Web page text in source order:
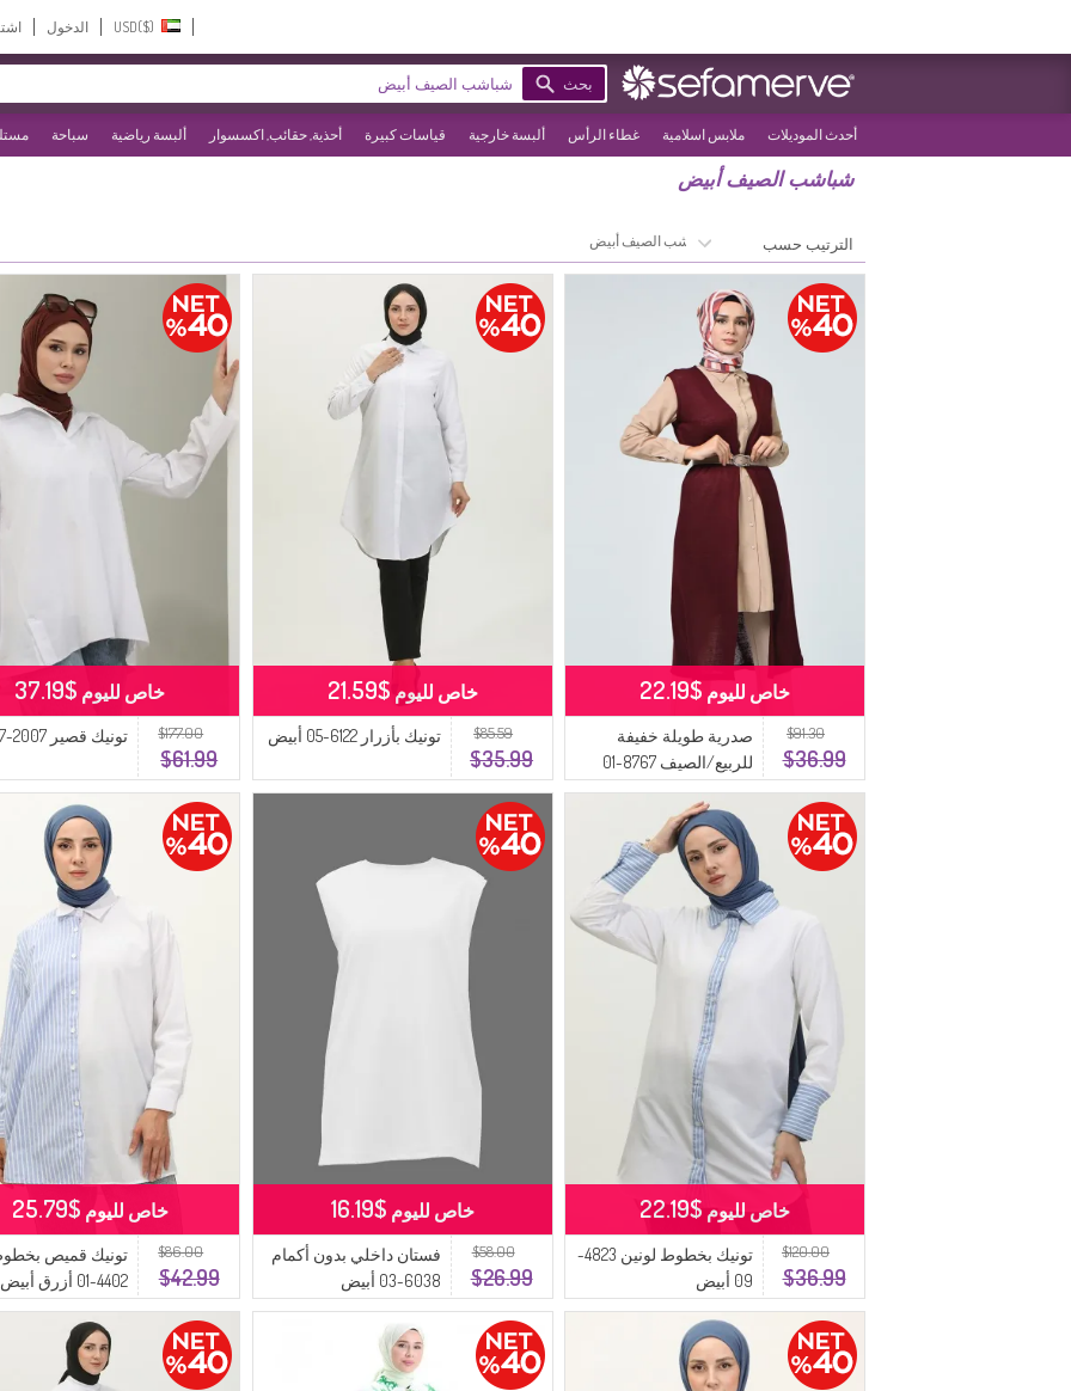
الدخول
بحث
أحدث الموديلات ملابس اسلامية غطاء الرأس ألبسة خارجية قياسات كبيرة أحذية, حقائب, اكسسوار ألبسة رياضية سباحة
شباشب الصيف أبيض
الصفحة الرئيسية شباشب الصيف أبيض
$91.30
$36.99
صدرية طويلة خفيفة
للربيع/الصيف 8767-01
لون عنابي داكن
خاص لليوم $22.19
$85.59
$35.99
تونيك بأزرار 6122-05 أبيض
خاص لليوم $21.59
$177.00
$61.99
تونيك قصير 2007-07 أبيض
خاص لليوم $37.19
$120.00
$36.99
تونيك بخطوط لونين 4823-
09 أبيض
خاص لليوم $22.19
$58.00
$26.99
فستان داخلي بدون أكمام
6038-03 أبيض
خاص لليوم $16.19
$86.00
$42.99
تونيك قميص
4402-01 أزرق أبيض
خاص لليوم $25.79